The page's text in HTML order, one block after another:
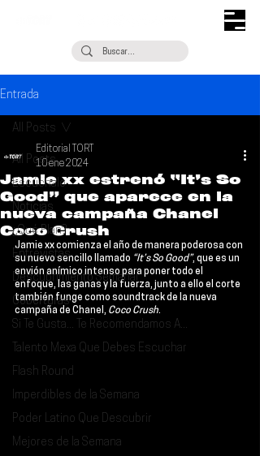
Entrada
All Posts
Escúchalo
Noticias
¿Qué Plan?
Entrevistas
Descubrimiento Semanal
Coberturas
Si Te Gusta... Te Recomendamos A...
Talento Mexa Que Debes Escuchar
Flash Round
Imperdibles de la Semana
Poder Latino Que Descubrir
Mejores de la Semana
All Posts
Jamie xx estrenó “It’s So
Good” que aparece en la
nueva campaña Chanel
Coco Crush
Editorial TORT
10 ene 2024
Jamie xx comienza el año de manera poderosa con
su nuevo sencillo llamado “It’s So Good”, que es un
envión anímico intenso para poner todo el
enfoque, las ganas y la fuerza, junto a ello el corte
también funge como soundtrack de la nueva
campaña de Chanel, Coco Crush.